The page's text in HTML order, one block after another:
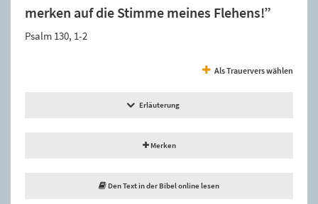
merken auf die Stimme meines Flehens!”
Psalm 130, 1-2
Als Trauervers wählen
Erläuterung
Merken
Den Text in der Bibel online lesen